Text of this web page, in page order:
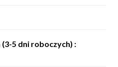
(3-5 dni roboczych) :